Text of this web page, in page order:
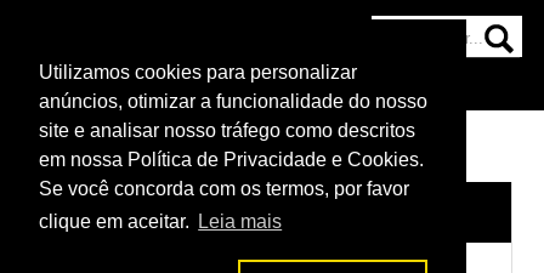
Utilizamos cookies para personalizar
anúncios, otimizar a funcionalidade do nosso
site e analisar nosso tráfego como descritos
em nossa Política de Privacidade e Cookies.
Se você concorda com os termos, por favor
clique em aceitar.
Leia mais
NOTÍCIAS
HOME NOTÍCIAS